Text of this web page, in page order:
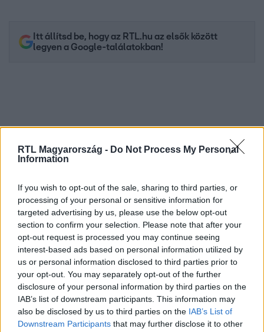
RTL Magyarország - Do Not Process My Personal
Information
If you wish to opt-out of the sale, sharing to third parties, or
processing of your personal or sensitive information for
targeted advertising by us, please use the below opt-out
section to confirm your selection. Please note that after your
opt-out request is processed you may continue seeing
interest-based ads based on personal information utilized by
us or personal information disclosed to third parties prior to
your opt-out. You may separately opt-out of the further
disclosure of your personal information by third parties on the
IAB’s list of downstream participants. This information may
also be disclosed by us to third parties on the IAB’s List of
Downstream Participants that may further disclose it to other
Itt állítsd be, hogy az RTL.hu az elsők között
legyen a Google-találatokban!
Kövess minket, és értesülj a friss hírekről a
Facebookon is!
Követem
#MAGYARUL BALÓVAL #ADÁSRÉSZLETEK